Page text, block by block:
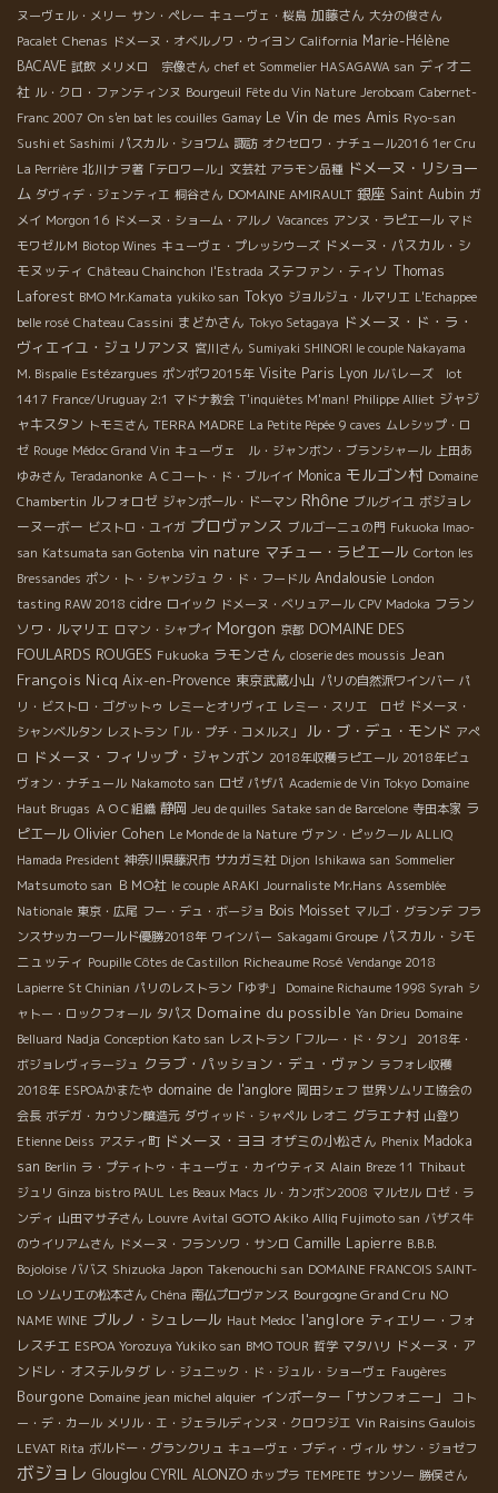
ヌーヴェル・メリー サン・ペレー キューヴェ・桜島 加藤さん 大分の俊さん
Pacalet Chenas ドメーヌ・オベルノワ・ウイヨン California Marie-Hélène
BACAVE 試飲 メリメロ 宗像さん chef et Sommelier HASAGAWA san ディオニ
社 ル・クロ・ファンティンヌ Bourgeuil Fête du Vin Nature Jeroboam Cabernet-
Franc 2007 On s'en bat les couilles Gamay Le Vin de mes Amis Ryo-san
Sushi et Sashimi パスカル・ショワム 諏訪 オクセロワ・ナチュール2016 1er Cru
La Perrière 北川ナヲ著「テロワール」文芸社 アラモン品種 ドメーヌ・リショー
ム ダヴィデ・ジェンティエ 桐谷さん DOMAINE AMIRAULT 銀座 Saint Aubin ガ
メイ Morgon 16 ドメーヌ・ショーム・アルノ Vacances アンヌ・ラピエール マド
モワゼルＭ Biotop Wines キューヴェ・プレッシウーズ ドメーヌ・パスカル・シ
モヌッティ Château Chainchon l'Estrada ステファン・ティソ Thomas
Laforest BMO Mr.Kamata yukiko san Tokyo ジョルジュ・ルマリエ L'Echappee
belle rosé Chateau Cassini まどかさん Tokyo Setagaya ドメーヌ・ド・ラ・
ヴィエイユ・ジュリアンヌ 宮川さん Sumiyaki SHINORI le couple Nakayama
M. Bispalie Estézargues ポンポワ2015年 Visite Paris Lyon ルバレーズ lot
1417 France/Uruguay 2:1 マドナ教会 T'inquiètes M'man! Philippe Alliet ジャジ
ャキスタン トモミさん TERRA MADRE La Petite Pépée 9 caves ムレシップ・ロ
ゼ Rouge Médoc Grand Vin キューヴェ ル・ジャンボン・ブランシャール 上田あ
ゆみさん Teradanonke ＡＣコート・ド・ブルイイ Monica モルゴン村 Domaine
Chambertin ルフォロゼ ジャンポール・ドーマン Rhône ブルグイユ ボジョレ
ーヌーボー ビストロ・ユイガ プロヴァンス ブルゴーニュの門 Fukuoka Imao-
san Katsumata san Gotenba vin nature マチュー・ラピエール Corton les
Bressandes ポン・ト・シャンジュ ク・ド・フードル Andalousie London
tasting RAW 2018 cidre ロイック ドメーヌ・ベリュアール CPV Madoka フラン
ソワ・ルマリエ ロマン・シャプイ Morgon 京都 DOMAINE DES
FOULARDS ROUGES Fukuoka ラモンさん closerie des moussis Jean
François Nicq Aix-en-Provence 東京武蔵小山 パリの自然派ワインバー パ
リ・ビストロ・ゴグットゥ レミーとオリヴィエ レミー・スリエ ロゼ ドメーヌ・
シャンベルタン レストラン「ル・プチ・コメルス」 ル・ブ・デュ・モンド アぺ
ロ ドメーヌ・フィリップ・ジャンボン 2018年収穫ラピエール 2018年ビュ
ヴォン・ナチュール Nakamoto san ロゼ パザパ Academie de Vin Tokyo Domaine
Haut Brugas ＡＯＣ組織 静岡 Jeu de quilles Satake san de Barcelone 寺田本家 ラ
ピエール Olivier Cohen Le Monde de la Nature ヴァン・ピックール ALLIQ
Hamada President 神奈川県藤沢市 サカガミ社 Dijon Ishikawa san Sommelier
Matsumoto san ＢＭО社 le couple ARAKI Journaliste Mr.Hans Assemblée
Nationale 東京・広尾 フー・デュ・ボージョ Bois Moisset マルゴ・グランデ フラ
ンスサッカーワールド優勝2018年 ワインバー Sakagami Groupe パスカル・シモ
ニュッティ Poupille Côtes de Castillon Richeaume Rosé Vendange 2018
Lapierre St Chinian パリのレストラン「ゆず」 Domaine Richaume 1998 Syrah シ
ャトー・ロックフォール タパス Domaine du possible Yan Drieu Domaine
Belluard Nadja Conception Kato san レストラン「フルー・ド・タン」
2018年・
ボジョレヴィラージュ クラブ・パッション・デュ・ヴァン ラフォレ収穫
2018年 ESPOAかまたや domaine de l'anglore 岡田シェフ 世界ソムリエ協会の
会長 ボデガ・カウゾン醸造元 ダヴィッド・シャペル レオニ グラエナ村 山登り
Etienne Deiss アスティ町 ドメーヌ・ヨヨ オザミの小松さん Phenix Madoka
san Berlin ラ・プティトゥ・キューヴェ・カイウティヌ Alain Breze 11 Thibaut
ジュリ Ginza bistro PAUL Les Beaux Macs ル・カンボン2008 マルセル ロゼ・ラ
ンディ 山田マサ子さん Louvre Avital GOTO Akiko Alliq Fujimoto san バザス牛
のウイリアムさん ドメーヌ・フランソワ・サンロ Camille Lapierre B.B.B.
Bojoloise ババス Shizuoka Japon Takenouchi san DOMAINE FRANCOIS SAINT-
LO ソムリエの松本さん Chéna 南仏プロヴァンス Bourgogne Grand Cru NO
NAME WINE ブルノ・シュレール Haut Medoc l'anglore ティエリー・フォ
レスチエ ESPOA Yorozuya Yukiko san BMO TOUR 哲学 マタハリ ドメーヌ・ア
ンドレ・オステルタグ レ・ジュニック・ド・ジュル・ショーヴェ Faugères
Bourgone Domaine jean michel alquier インポーター「サンフォニー」
コト
ー・デ・カール メリル・エ・ジェラルディンヌ・クロワジエ Vin Raisins Gaulois
LEVAT Rita ボルドー・グランクリュ キューヴェ・ブディ・ヴィル サン・ジョゼフ
ボジョレ Glouglou CYRIL ALONZO ホップラ TEMPETE サンソー 勝俣さん